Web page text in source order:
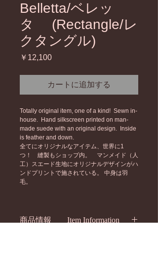
Belletta/ベレッ
タ (Rectangle/レ
クタングル)
￥12,100価
カートに追加する
Totally original item, one of a kind!  Sewn in-
house.  Hand silkscreen printed on man-
made suede with an original design.  Inside
is feather and down.
全てにオリジナルなアイテム、世界に1
つ！　縫製もショップ内。　マンメイド（人
工）スエード生地にオリジナルデザインがハ
ンドプリントで施されている。 中身は羽
毛。
商品情報 Item Information